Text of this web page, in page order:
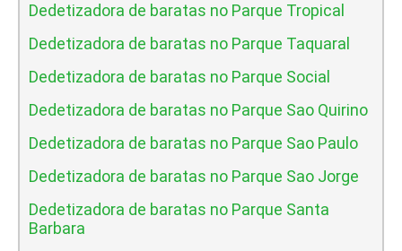
Dedetizadora de baratas no Parque Tropical
Dedetizadora de baratas no Parque Taquaral
Dedetizadora de baratas no Parque Social
Dedetizadora de baratas no Parque Sao Quirino
Dedetizadora de baratas no Parque Sao Paulo
Dedetizadora de baratas no Parque Sao Jorge
Dedetizadora de baratas no Parque Santa
Barbara